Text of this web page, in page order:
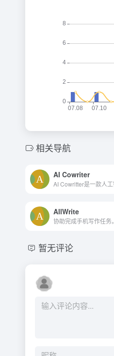
相关导航
AI Cowriter
AllWrite
协助完成手机写作任务。
暂无评论